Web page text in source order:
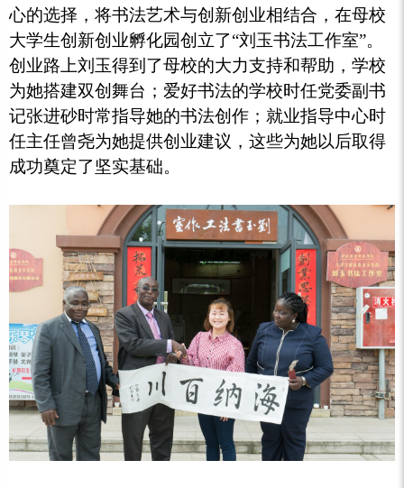
心的选择，将书法艺术与创新创业相结合，在母校
大学生创新创业孵化园创立了“刘玉书法工作室”。
创业路上刘玉得到了母校的大力支持和帮助，学校
为她搭建双创舞台；爱好书法的学校时任党委副书
记张进砂时常指导她的书法创作；就业指导中心时
任主任曾尧为她提供创业建议，这些为她以后取得
成功奠定了坚实基础。